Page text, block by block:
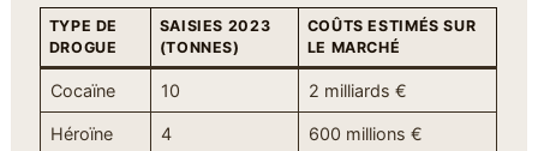
TYPE DE
DROGUE
SAISIES 2023
(TONNES)
COÛTS ESTIMÉS SUR
LE MARCHÉ
Cocaïne 10 2 milliards €
Héroïne 4 600 millions €